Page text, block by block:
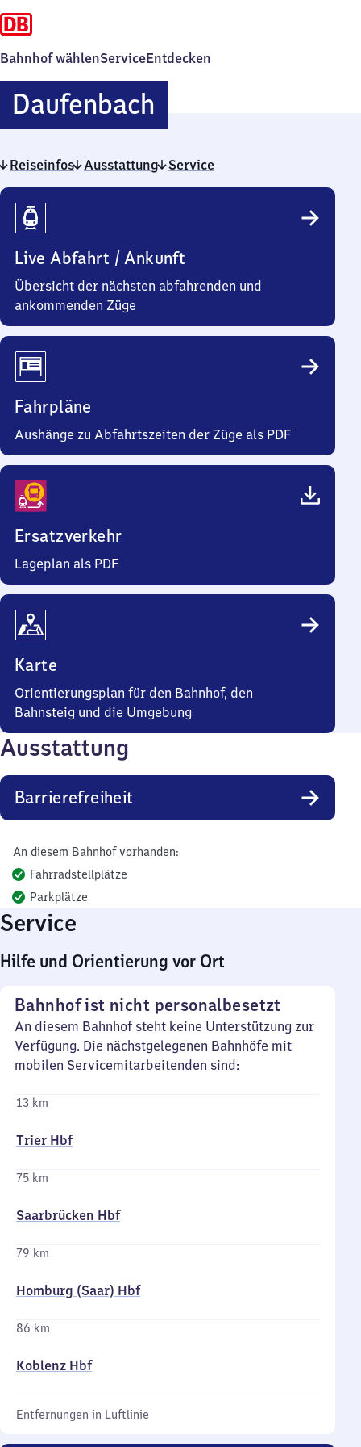
Bahnhof wählenServiceEntdecken
DaufenbachDaufenbach
Reiseinfos Ausstattung Service
Reiseinfos
Live Abfahrt / Ankunft
Übersicht der nächsten abfahrenden und
ankommenden Züge
Fahrpläne
Aushänge zu Abfahrtszeiten der Züge als PDF
Ersatzverkehr
Lageplan als PDF
Karte
Orientierungsplan für den Bahnhof, den
Bahnsteig und die Umgebung
Ausstattung
Barrierefreiheit
An diesem Bahnhof vorhanden:
Fahrradstellplätze
Parkplätze
Service
Hilfe und Orientierung vor Ort
Bahnhof ist nicht personalbesetzt
An diesem Bahnhof steht keine Unterstützung zur
Verfügung. Die nächstgelegenen Bahnhöfe mit
mobilen Servicemitarbeitenden sind:
13 km
Trier Hbf
75 km
Saarbrücken Hbf
79 km
Homburg (Saar) Hbf
86 km
Koblenz Hbf
Entfernungen in Luftlinie